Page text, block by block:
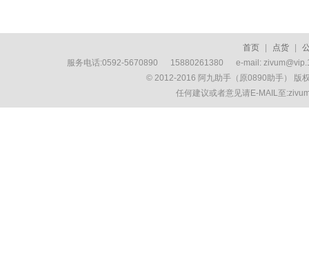
首页 点货
服务电话:0592-5670890 15880261380 e-mail:
© 2012-2016 阿九助手（原0890助手） 版
任何建议或者意见请E-MAIL至